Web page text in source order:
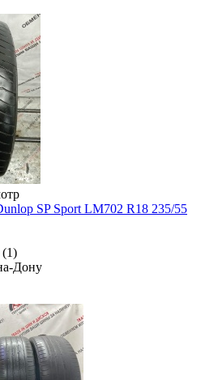
SP Sport LM702 R18 235/55
(1)
Дону